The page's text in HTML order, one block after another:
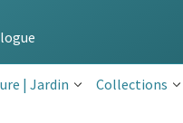
| Jardin Collections